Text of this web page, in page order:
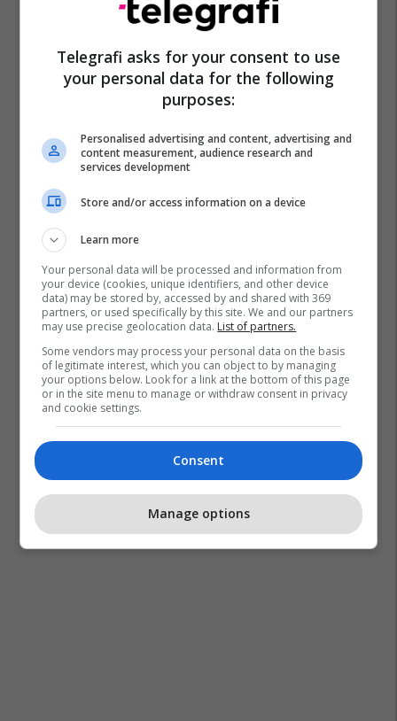
Telegrafi asks for your consent to use
your personal data for the following
purposes:
Personalised advertising and content, advertising and
content measurement, audience research and
services development
Store and/or access information on a device
Learn more
Your personal data will be processed and information from
your device (cookies, unique identifiers, and other device
data) may be stored by, accessed by and shared with 369
partners, or used specifically by this site. We and our partners
may use precise geolocation data. List of partners.
Some vendors may process your personal data on the basis
of legitimate interest, which you can object to by managing
your options below. Look for a link at the bottom of this page
or in the site menu to manage or withdraw consent in privacy
and cookie settings.
Consent
Manage options